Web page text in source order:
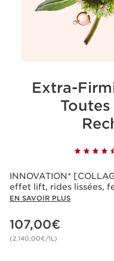
Extra-
INNOVATION*
effet lift, rides lissées,
EN SAVOIR PLUS
Nouveau prix 107,00€
107,00€
(2.140,00€/1L)